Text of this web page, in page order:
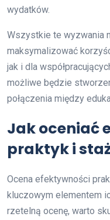
wydatków.
Wszystkie te wyzwania
maksymalizować
jak i dla
możliwe będzie
połączenia między
Jak oceniać
praktyk i
Ocena efektywności
kluczowym elementem
rzetelną ocenę, warto